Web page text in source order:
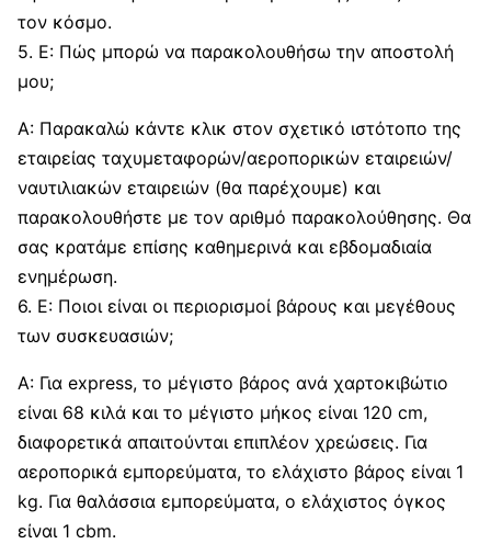
τον κόσμο.
5. Ε: Πώς μπορώ να παρακολουθήσω την αποστολή
μου;
Α: Παρακαλώ κάντε κλικ στον σχετικό ιστότοπο της
εταιρείας ταχυμεταφορών/αεροπορικών εταιρειών/
ναυτιλιακών εταιρειών (θα παρέχουμε) και
παρακολουθήστε με τον αριθμό παρακολούθησης. Θα
σας κρατάμε επίσης καθημερινά και εβδομαδιαία
ενημέρωση.
6. Ε: Ποιοι είναι οι περιορισμοί βάρους και μεγέθους
των συσκευασιών;
Α: Για express, το μέγιστο βάρος ανά χαρτοκιβώτιο
είναι 68 κιλά και το μέγιστο μήκος είναι 120 cm,
διαφορετικά απαιτούνται επιπλέον χρεώσεις. Για
αεροπορικά εμπορεύματα, το ελάχιστο βάρος είναι 1
kg. Για θαλάσσια εμπορεύματα, ο ελάχιστος όγκος
είναι 1 cbm.